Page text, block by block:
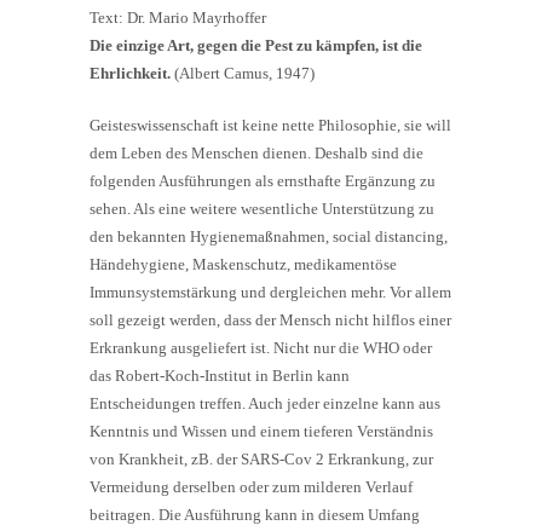
Text: Dr. Mario Mayrhoffer
Die einzige Art, gegen die Pest zu kämpfen, ist die
Ehrlichkeit. (Albert Camus, 1947)
Geisteswissenschaft ist keine nette Philosophie, sie will
dem Leben des Menschen dienen. Deshalb sind die
folgenden Ausführungen als ernsthafte Ergänzung zu
sehen. Als eine weitere wesentliche Unterstützung zu
den bekannten Hygienemaßnahmen, social distancing,
Händehygiene, Maskenschutz, medikamentöse
Immunsystemstärkung und dergleichen mehr. Vor allem
soll gezeigt werden, dass der Mensch nicht hilflos einer
Erkrankung ausgeliefert ist. Nicht nur die WHO oder
das Robert-Koch-Institut in Berlin kann
Entscheidungen treffen. Auch jeder einzelne kann aus
Kenntnis und Wissen und einem tieferen Verständnis
von Krankheit, zB. der SARS-Cov 2 Erkrankung, zur
Vermeidung derselben oder zum milderen Verlauf
beitragen. Die Ausführung kann in diesem Umfang